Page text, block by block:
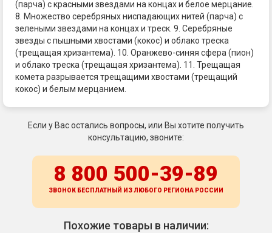
(парча) с красными звездами на концах и белое мерцание.
8. Множество серебряных ниспадающих нитей (парча) с
зелеными звездами на концах и треск. 9. Серебряные
звезды с пышными хвостами (кокос) и облако треска
(трещащая хризантема). 10. Оранжево-синяя сфера (пион)
и облако треска (трещащая хризантема). 11. Трещащая
комета разрывается трещащими хвостами (трещащий
кокос) и белым мерцанием.
Если у Вас остались вопросы, или Вы хотите получить
консультацию, звоните:
8 800 500-39-89
ЗВОНОК БЕСПЛАТНЫЙ ИЗ ЛЮБОГО РЕГИОНА РОССИИ
Похожие товары в наличии: